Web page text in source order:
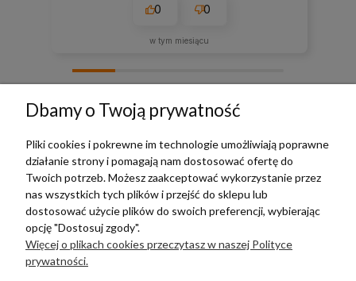
0 0
w tym miesiącu
TERRADECO
BAZA WIEDZY
PŁATNOŚCI I DOSTAWA
Dbamy o Twoją prywatność
Pliki cookies i pokrewne im technologie umożliwiają poprawne
działanie strony i pomagają nam dostosować ofertę do
Twoich potrzeb. Możesz zaakceptować wykorzystanie przez
nas wszystkich tych plików i przejść do sklepu lub
dostosować użycie plików do swoich preferencji, wybierając
opcję "Dostosuj zgody".
Więcej o plikach cookies przeczytasz w naszej Polityce
prywatności.